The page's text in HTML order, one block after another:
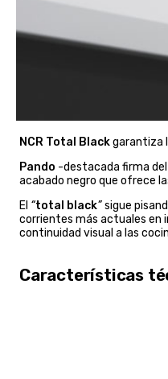
NCR Total Blackgarantiza
Pando -destacada firma
acabado negro que ofrece
El “total black”sigue
corrientes más actuales en
continuidad visual a las
Características